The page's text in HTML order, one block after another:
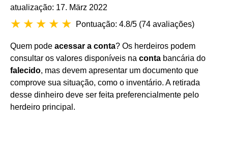
atualização: 17. März 2022
Pontuação: 4.8/5 (74 avaliações)
Quem pode acessar a conta? Os herdeiros podem
consultar os valores disponíveis na conta bancária do
falecido, mas devem apresentar um documento que
comprove sua situação, como o inventário. A retirada
desse dinheiro deve ser feita preferencialmente pelo
herdeiro principal.